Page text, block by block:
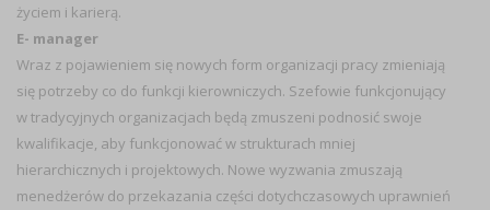
życiem i karierą.
E- manager
Wraz z pojawieniem się nowych form organizacji pracy zmieniają
się potrzeby co do funkcji kierowniczych. Szefowie funkcjonujący
w tradycyjnych organizacjach będą zmuszeni podnosić swoje
kwalifikacje, aby funkcjonować w strukturach mniej
hierarchicznych i projektowych. Nowe wyzwania zmuszają
menedżerów do przekazania części dotychczasowych uprawnień